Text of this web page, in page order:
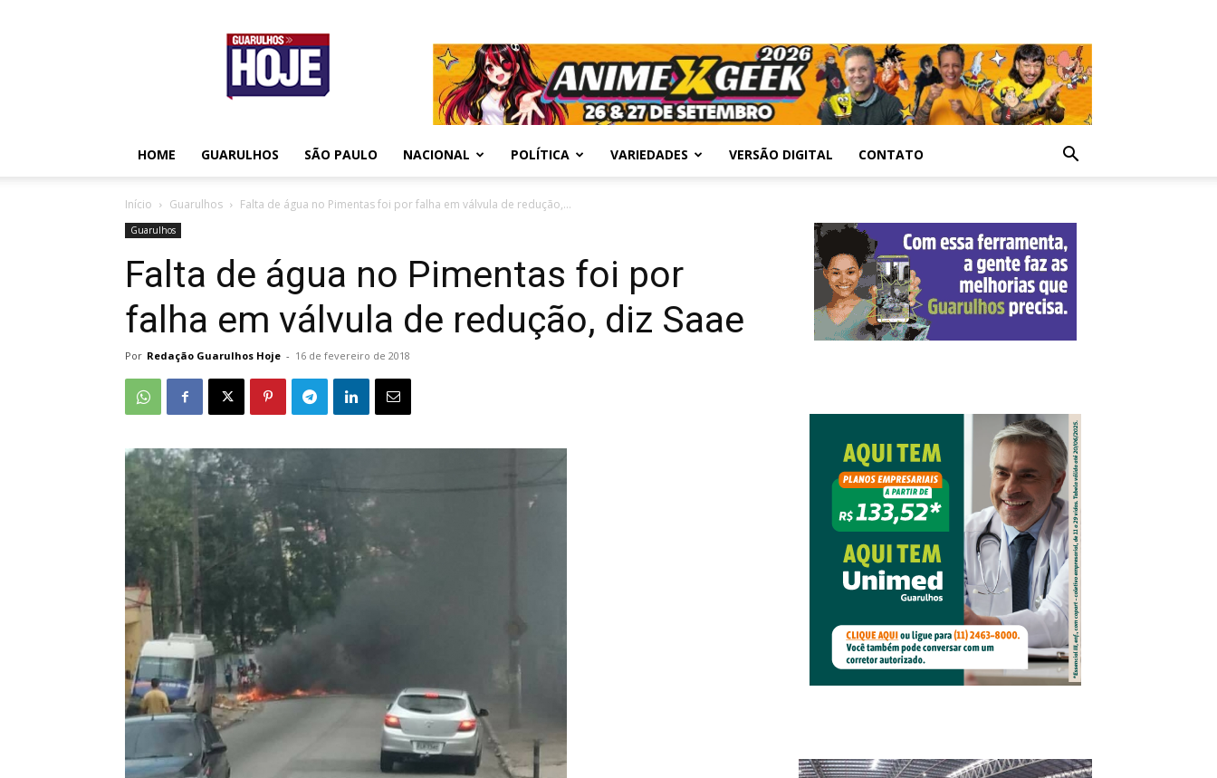
Guarulhos
Hoje
HOME GUARULHOS SÃO PAULO NACIONAL POLÍTICA VARIEDADES VERSÃO DIGITAL CONTATO
Início Guarulhos Falta de água no Pimentas foi por falha em válvula de redução,...
Guarulhos
Falta de água no Pimentas foi por
falha em válvula de redução, diz Saae
Por Redação Guarulhos Hoje - 16 de fevereiro de 2018